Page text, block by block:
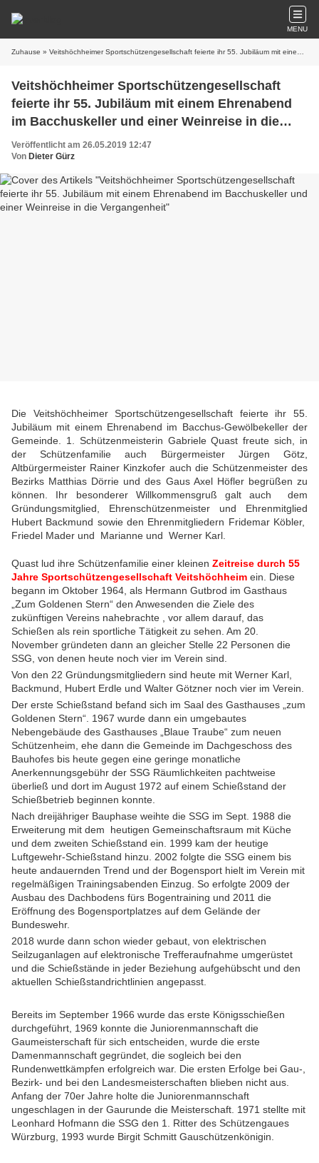
MENU
Zuhause » Veitshöchheimer Sportschützengesellschaft feierte ihr 55. Jubiläum mit einem Ehrenabend im Bacchuskeller und einer Weinreise in die Vergangenheit
Veitshöchheimer Sportschützengesellschaft
feierte ihr 55. Jubiläum mit einem Ehrenabend
im Bacchuskeller und einer Weinreise in die
Vergangenheit
Veröffentlicht am 26.05.2019 12:47
Von Dieter Gürz
Die Veitshöchheimer Sportschützengesellschaft feierte ihr 55.
Jubiläum mit einem Ehrenabend im Bacchus-Gewölbekeller der
Gemeinde. 1. Schützenmeisterin Gabriele Quast freute sich, in
der Schützenfamilie auch Bürgermeister Jürgen Götz,
Altbürgermeister Rainer Kinzkofer auch die Schützenmeister des
Bezirks Matthias Dörrie und des Gaus Axel Höfler begrüßen zu
können. Ihr besonderer Willkommensgruß galt auch dem
Gründungsmitglied, Ehrenschützenmeister und Ehrenmitglied
Hubert Backmund sowie den Ehrenmitgliedern Fridemar Köbler,
Friedel Mader und Marianne und Werner Karl
Quast lud ihre Schützenfamilie einer kleinen Zeitreise durch 55
Jahre Sportschützengesellschaft Veitshöchheim ein. Diese
begann im Oktober 1964, als Hermann Gutbrod im Gasthaus
„Zum Goldenen Stern“ den Anwesenden die Ziele des
zukünftigen Vereins nahebrachte , vor allem darauf, das
Schießen als rein sportliche Tätigkeit zu sehen. Am 20.
November gründeten dann an gleicher Stelle 22 Personen die
SSG, von denen heute noch vier im Verein sind.
Von den 22 Gründungsmitgliedern sind heute mit Werner Karl,
Backmund, Hubert Erdle und Walter Götzner noch vier im Verein.
Der erste Schießstand befand sich im Saal des Gasthauses „zum
Goldenen Stern“. 1967 wurde dann ein umgebautes
Nebengebäude des Gasthauses „Blaue Traube“ zum neuen
Schützenheim, ehe dann die Gemeinde im Dachgeschoss des
Bauhofes bis heute gegen eine geringe monatliche
Anerkennungsgebühr der SSG Räumlichkeiten pachtweise
überließ und dort im August 1972 auf einem Schießstand der
Schießbetrieb beginnen konnte.
Nach dreijähriger Bauphase weihte die SSG im Sept. 1988 die
Erweiterung mit dem heutigen Gemeinschaftsraum mit Küche
und dem zweiten Schießstand ein. 1999 kam der heutige
Luftgewehr-Schießstand hinzu. 2002 folgte die SSG einem bis
heute andauernden Trend und der Bogensport hielt im Verein mit
regelmäßigen Trainingsabenden Einzug. So erfolgte 2009 der
Ausbau des Dachbodens fürs Bogentraining und 2011 die
Eröffnung des Bogensportplatzes auf dem Gelände der
Bundeswehr.
2018 wurde dann schon wieder gebaut, von elektrischen
Seilzuganlagen auf elektronische Trefferaufnahme umgerüstet
und die Schießstände in jeder Beziehung aufgehübscht und den
aktuellen Schießstandrichtlinien angepasst.
Bereits im September 1966 wurde das erste Königsschießen
durchgeführt, 1969 konnte die Juniorenmannschaft die
Gaumeisterschaft für sich entscheiden, wurde die erste
Damenmannschaft gegründet, die sogleich bei den
Rundenwettkämpfen erfolgreich war. Die ersten Erfolge bei Gau-,
Bezirk- und bei den Landesmeisterschaften blieben nicht aus.
Anfang der 70er Jahre holte die Juniorenmannschaft
ungeschlagen in der Gaurunde die Meisterschaft. 1971 stellte mit
Leonhard Hofmann die SSG den 1. Ritter des Schützengaues
Würzburg, 1993 wurde Birgit Schmitt Gauschützenkönigin.